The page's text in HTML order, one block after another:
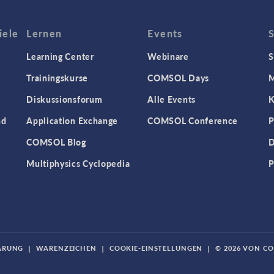
Lernen
Learning Center
Trainingskurse
Diskussionsforum
Application Exchange
COMSOL Blog
Multiphysics Cyclopedia
Events
Webinare
COMSOL Days
Alle Events
COMSOL Conference
| WARENZEICHEN | COOKIE-EINSTELLUNGEN | © 2026 VON